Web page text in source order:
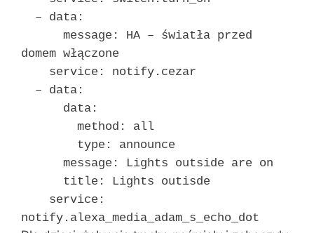
– data:
message: HA – światła przed
domem włączone
service: notify.cezar
– data:
data:
method: all
type: announce
message: Lights outside are on
title: Lights outisde
service:
notify.alexa_media_adam_s_echo_dot